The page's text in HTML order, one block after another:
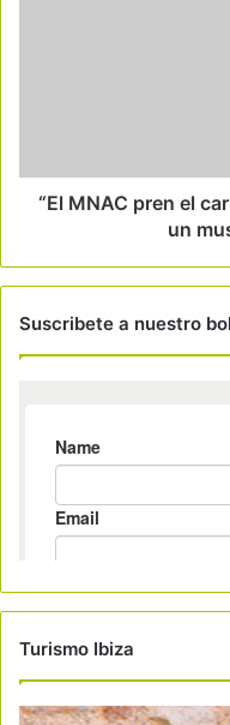
“El MNAC pren el
un
Suscribete a nuestro
Turismo Ibiza